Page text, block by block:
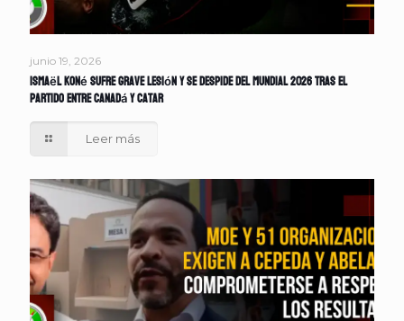
junio 19, 2026
Ismaël Koné sufre grave lesión y se despide del Mundial 2026 tras el
partido entre Canadá y Catar
Leer más